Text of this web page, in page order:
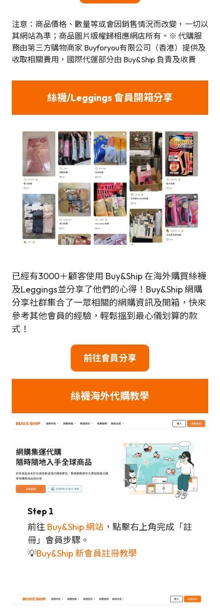
注意：商品價格、數量等或會因銷售情況而改變，一切以
其網站為準；商品圖片版權歸相應網店所有。※ 代購服
務由第三方購物商家 Buyforyou有限公司（香港）提供及
收取相關費用，國際代運部分由 Buy&Ship 負責及收費
絲襪/Leggings 會員開箱分享
已經有3000＋顧客使用 Buy&Ship 在海外購買絲襪
及Leggings並分享了他們的心得！Buy&Ship 網購
分享社群集合了一眾相關的網購資訊及開箱，快來
參考其他會員的經驗，輕鬆搵到最心儀划算的款
式！
前往會員分享
絲襪海外代購教學
Step 1
前往 Buy&Ship 網站 ，點擊右上角完成「註
冊」會員步驟。
💡Buy&Ship 新會員註冊教學